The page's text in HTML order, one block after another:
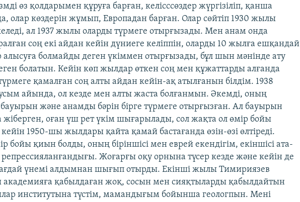
өз қолдарымен құруға барған, келісссөздер жүргізіліп, қанша
олар көздерін жұмып, Европадан барған. Олар сөйтіп 1930 жылы
ал 1937 жылы оларды түрмеге отырғызады. Мен анам онда
соң екі айдан кейін дүниеге келіппін, оларды 10 жылға ешқандай
алысуға болмайды деген үкіммен отырғызады, бұл шын мәнінде ату
болатын. Кейін көп жылдар өткен соң мен құжаттарды алғанда
қамалған соң алты айдан кейін-ақ атылғанын білдім. 1938
айында, ол кезде мен алты жаста болғанмын. Әкемді, оның
және анамды бәрін бірге түрмеге отырғызған. Ал бауырын
оған үш рет үкім шығарылады, сол жақта ол өмір бойы
1950-шы жылдары қайта қамай бастағанда өзін-өзі өлтіреді.
бойы қиын болды, оның біріншісі мен еврей екендігім, екіншісі ата-
Жоғарғы оқу орнына түсер кезде және кейін де
үнемі алдымнан шығып отырды. Екінші жылы Тимириязев
академияға қабылдаған жоқ, сосын мен сияқтыларды қабылдайтын
институтына түстім, мамандығым бойынша геологпын. Мені